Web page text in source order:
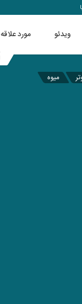
ویدئو مورد علاقه
میوه